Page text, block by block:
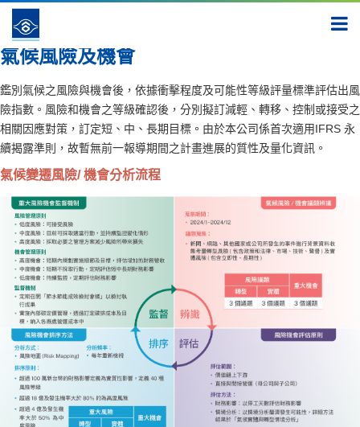
實踐 綠色新樣貌
氣候風險及機會
鑑別氣候之風險與機會後，依據衝擊程度及可能性等級評量標準評估出風
險指數。風險和機會之等級確認後，分別擬訂減輕、轉移、控制或接受之
相關因應對策，訂定短、中、長期目標。由於本公司係首次適用IFRS 永
續揭露準則，故暫無前一報導期間之計畫進展的質性及量化資訊。
氣候變遷風險/ 機會分析流程